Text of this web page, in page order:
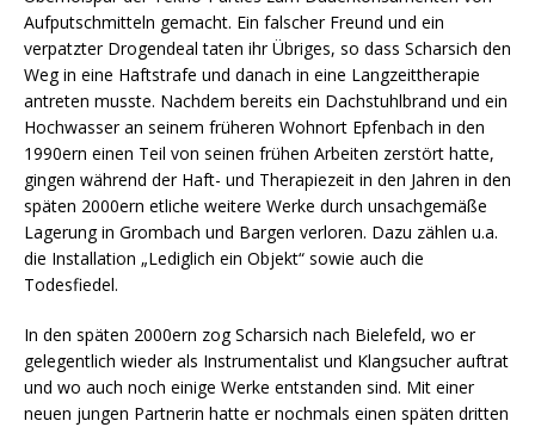
Aufputschmitteln gemacht. Ein falscher Freund und ein
verpatzter Drogendeal taten ihr Übriges, so dass Scharsich den
Weg in eine Haftstrafe und danach in eine Langzeittherapie
antreten musste. Nachdem bereits ein Dachstuhlbrand und ein
Hochwasser an seinem früheren Wohnort Epfenbach in den
1990ern einen Teil von seinen frühen Arbeiten zerstört hatte,
gingen während der Haft- und Therapiezeit in den Jahren in den
späten 2000ern etliche weitere Werke durch unsachgemäße
Lagerung in Grombach und Bargen verloren. Dazu zählen u.a.
die Installation „Lediglich ein Objekt“ sowie auch die
Todesfiedel.
In den späten 2000ern zog Scharsich nach Bielefeld, wo er
gelegentlich wieder als Instrumentalist und Klangsucher auftrat
und wo auch noch einige Werke entstanden sind. Mit einer
neuen jungen Partnerin hatte er nochmals einen späten dritten